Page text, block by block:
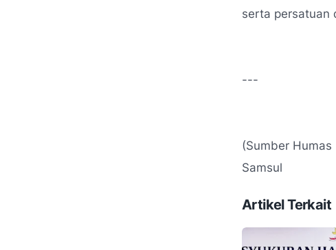
serta persatuan
---
(Sumber Humas
Samsul
Artikel Terkait